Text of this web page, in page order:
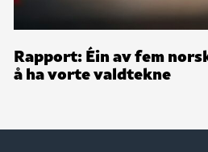
Rapport: Éin av fem
å ha vorte valdtekne